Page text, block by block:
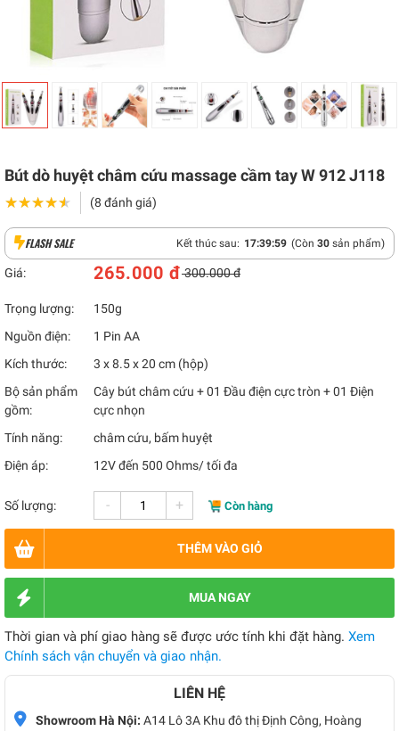
Bút dò huyệt châm cứu massage cầm tay W 912 J118
★★★★★
★★★★★ (8 đánh giá)
FLASH SALE Kết thúc sau: 17:39:58 (Còn 30 sản phẩm)
Giá: 265.000 đ300.000 đ
Trọng lượng:
150g
Nguồn điện:
1 Pin AA
Kích thước:
3 x 8.5 x 20 cm (hộp)
Bộ sản phẩm
gồm:
Cây bút châm cứu + 01 Đầu điện cực tròn + 01 Điện
cực nhọn
Tính năng:
châm cứu, bấm huyệt
Điện áp:
12V đến 500 Ohms/ tối đa
Số lượng: - + Còn hàng
THÊM VÀO GIỎ
MUA NGAY
Thời gian và phí giao hàng sẽ được ước tính khi đặt hàng. Xem
Chính sách vận chuyển và giao nhận.
LIÊN HỆ
Showroom Hà Nội: A14 Lô 3A Khu đô thị Định Công, Hoàng